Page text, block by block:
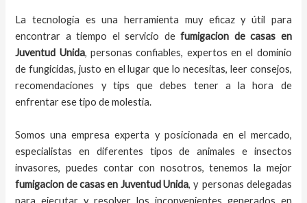
La tecnología es una herramienta muy eficaz y útil para
encontrar a tiempo el servicio defumigacion de casas en
Juventud Unida, personas confiables, expertos en el dominio
de fungicidas, justo en el lugar que lo necesitas, leer consejos,
recomendaciones y tips que debes tener a la hora de
enfrentar ese tipo de molestia.
Somos una empresa experta y posicionada en el mercado,
especialistas en diferentes tipos de animales e insectos
invasores, puedes contar con nosotros, tenemos la mejor
fumigacion de casasen Juventud Unida, y personas delegadas
para ejecutar y resolver los inconvenientes generados en